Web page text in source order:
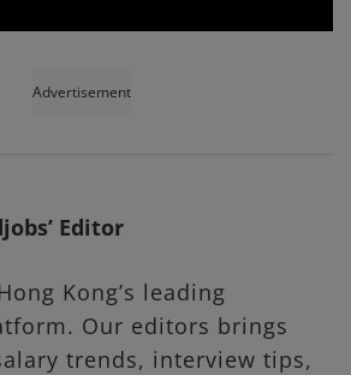
Advertisement
Editor
Kong’s leading
Our editors brings
trends, interview tips,